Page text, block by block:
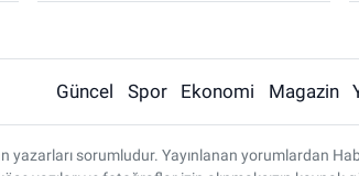
Güncel Spor Ekonomi Magazin
yazarları sorumludur. Yayınlanan yorumlardan